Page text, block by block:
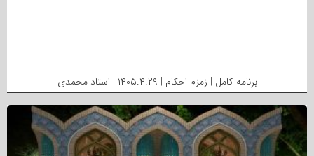
برنامه کامل | زمزم احکام | ۱۴۰۵.۴.۲۹ | استاد محمدی